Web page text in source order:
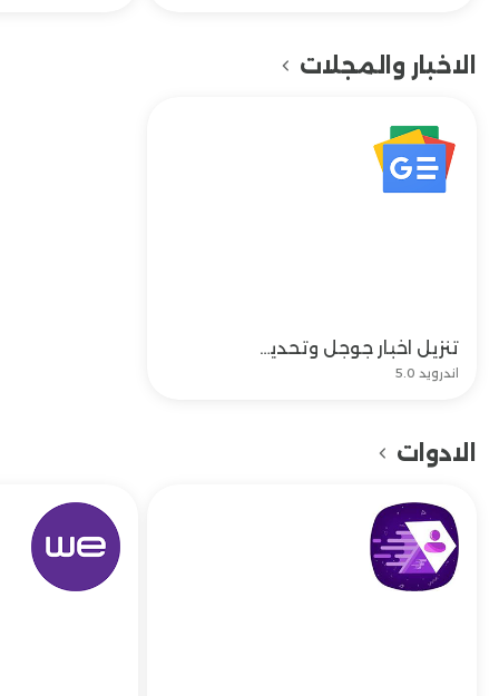
الاخبار والمجلات
تنزيل اخبار جوجل وتحديث تحميل Google News اخر اصدار للاندرويد
اندرويد 5.0
الادوات